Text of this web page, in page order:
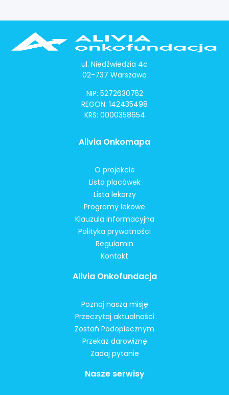
ul. Niedźwiedzia 4c
02-737 Warszawa
NIP: 5272630752
REGON: 142435498
KRS: 0000358654
Alivia Onkomapa
O projekcie
Lista placówek
Lista lekarzy
Programy lekowe
Klauzula informacyjna
Polityka prywatności
Regulamin
Kontakt
Alivia Onkofundacja
Poznaj naszą misję
Przeczytaj aktualności
Zostań Podopiecznym
Przekaż darowiznę
Zadaj pytanie
Nasze serwisy